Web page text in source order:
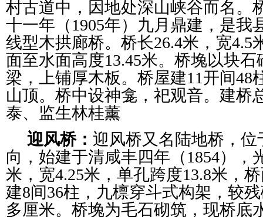
村古道中，因地处深山峡谷而名。
十一年（1905年）九月鼎建，是我
线型木拱廊桥。桥长26.4米，宽4.5
面至水面高度13.45米。桥堍以块
梁，上铺厚木板。桥屋建11开间48
山顶。桥中设神龛，祀观音。建桥
泰、监生林桂薰
迎风桥： 迎风桥又名陆地桥，
向，始建于清咸丰四年（1854），
米，宽4.25米，单孔跨度13.8米，
建8间36柱，九檩穿斗式构架，较
多厘米。桥堍为毛石砌筑，现桥底